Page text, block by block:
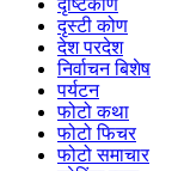
दृस्टी कोण
देश परदेश
निर्वाचन बिशेष
पर्यटन
फोटो कथा
फोटो फिचर
फोटो समाचार